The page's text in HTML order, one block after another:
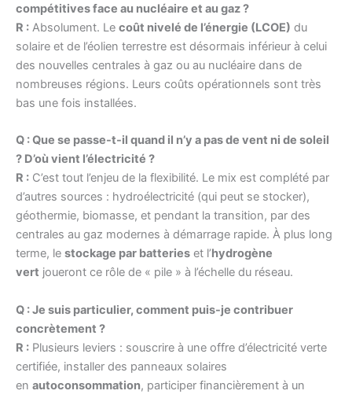
compétitives face au nucléaire et au gaz ?
R : Absolument. Le coût nivelé de l’énergie (LCOE) du
solaire et de l’éolien terrestre est désormais inférieur à celui
des nouvelles centrales à gaz ou au nucléaire dans de
nombreuses régions. Leurs coûts opérationnels sont très
bas une fois installées.
Q : Que se passe-t-il quand il n’y a pas de vent ni de soleil
? D’où vient l’électricité ?
R : C’est tout l’enjeu de la flexibilité. Le mix est complété par
d’autres sources : hydroélectricité (qui peut se stocker),
géothermie, biomasse, et pendant la transition, par des
centrales au gaz modernes à démarrage rapide. À plus long
terme, le stockage par batteries et l’hydrogène
vert joueront ce rôle de « pile » à l’échelle du réseau.
Q : Je suis particulier, comment puis-je contribuer
concrètement ?
R : Plusieurs leviers : souscrire à une offre d’électricité verte
certifiée, installer des panneaux solaires
en autoconsommation, participer financièrement à un